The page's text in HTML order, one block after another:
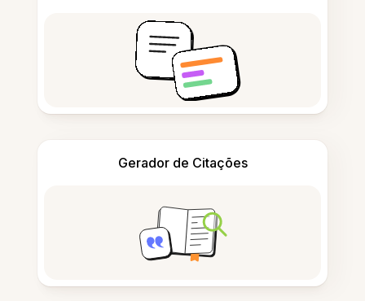
Gerador de Citações